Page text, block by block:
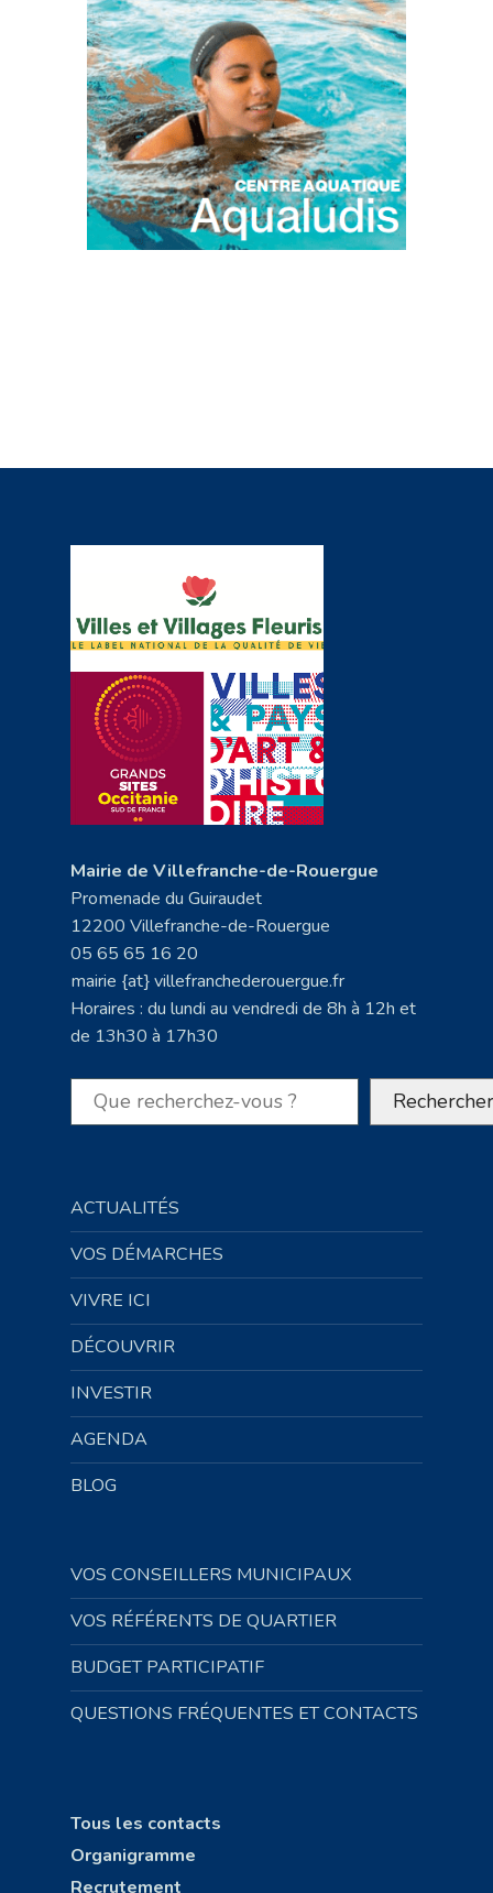
Mairie de Villefranche-de-Rouergue
Promenade du Guiraudet
12200 Villefranche-de-Rouergue
05 65 65 16 20
mairie {at} villefranchederouergue.fr
Horaires : du lundi au vendredi de 8h à 12h et
de 13h30 à 17h30
Rechercher Rechercher
ACTUALITÉS
VOS DÉMARCHES
VIVRE ICI
DÉCOUVRIR
INVESTIR
AGENDA
BLOG
VOS CONSEILLERS MUNICIPAUX
VOS RÉFÉRENTS DE QUARTIER
BUDGET PARTICIPATIF
QUESTIONS FRÉQUENTES ET CONTACTS
Tous les contacts
Organigramme
Recrutement